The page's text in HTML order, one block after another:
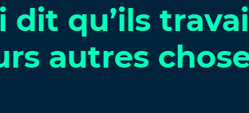
dit qu’ils
autres